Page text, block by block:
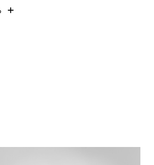
Tekst